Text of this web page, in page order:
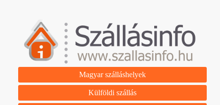
Magyar szálláshelyek
Külföldi szállás